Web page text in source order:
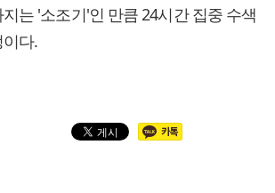
는 '소조기'인 만큼 24시간 집중 수색
다.